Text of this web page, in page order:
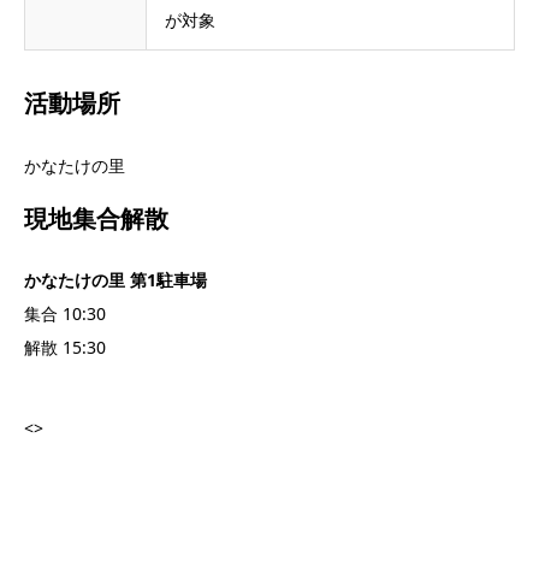
が対象
活動場所
かなたけの里
現地集合解散
かなたけの里 第1駐車場
集合 10:30
解散 15:30
<>